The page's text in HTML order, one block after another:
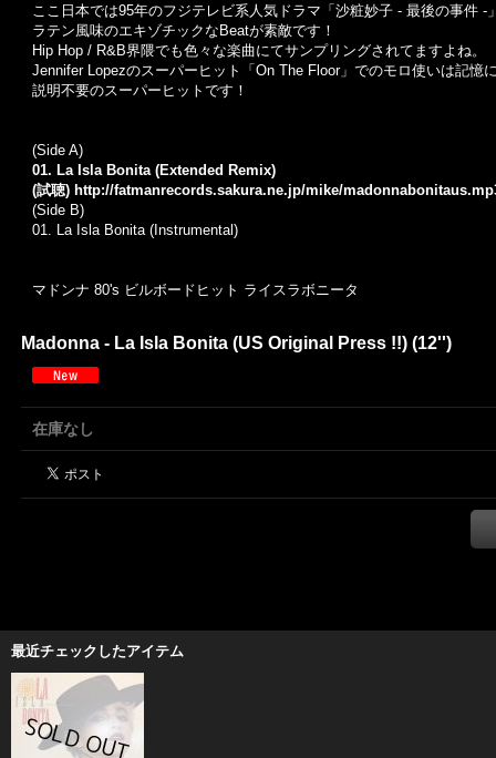
ここ日本では95年のフジテレビ系人気ドラマ「沙粧妙子 - 最後の事件
ラテン風味のエキゾチックなBeatが素敵です！
Hip Hop / R&B界隈でも色々な楽曲にてサンプリングされてますよね。
Jennifer Lopezのスーパーヒット「On The Floor」でのモロ使いは記憶
説明不要のスーパーヒットです！
(Side A)
01. La Isla Bonita (Extended Remix)
(試聴) http://fatmanrecords.sakura.ne.jp/mike/
(Side B)
01. La Isla Bonita (Instrumental)
マドンナ 80's ビルボードヒット ライスラボニータ
Madonna - La Isla Bonita (US Original Press !!) (12'')
在庫なし
最近チェックしたアイテム